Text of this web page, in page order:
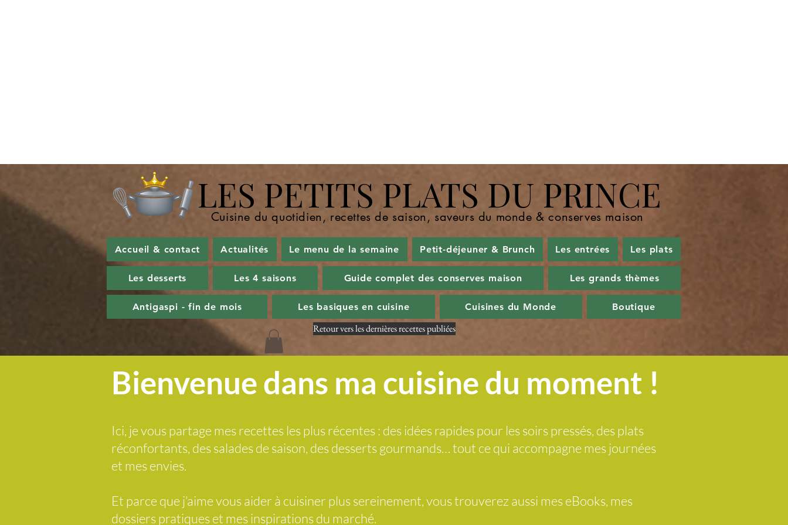
LES PETITS PLATS DU PRINCE
Cuisine du quotidien, recettes de saison, saveurs du monde & conserves maison
Accueil & contact Actualités Le menu de la semaine Petit-déjeuner & Brunch Les entrées Les plats
Les desserts Les 4 saisons Guide complet des conserves maison Les grands thèmes
Antigaspi - fin de mois Les basiques en cuisine Cuisines du Monde Boutique
Retour vers les dernières recettes publiées
Bienvenue dans ma cuisine du moment !
Ici, je vous partage mes recettes les plus récentes : des idées rapides pour les soirs pressés, des plats
réconfortants, des salades de saison, des desserts gourmands… tout ce qui accompagne mes journées
et mes envies.
Et parce que j’aime vous aider à cuisiner plus sereinement, vous trouverez aussi mes eBooks, mes
dossiers pratiques et mes inspirations du marché.